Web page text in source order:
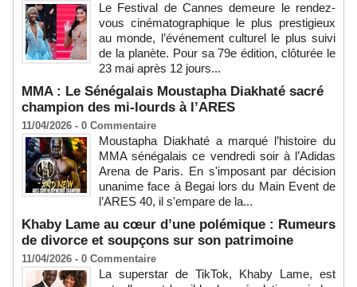
Le Festival de Cannes demeure le rendez-
vous cinématographique le plus prestigieux
au monde, l’événement culturel le plus suivi
de la planète. Pour sa 79e édition, clôturée le
23 mai après 12 jours...
MMA : Le Sénégalais Moustapha Diakhaté sacré
champion des mi-lourds à l’ARES
11/04/2026 - 0 Commentaire
Moustapha Diakhaté a marqué l’histoire du
MMA sénégalais ce vendredi soir à l’Adidas
Arena de Paris. En s'imposant par décision
unanime face à Begai lors du Main Event de
l’ARES 40, il s'empare de la...
Khaby Lame au cœur d’une polémique : Rumeurs
de divorce et soupçons sur son patrimoine
11/04/2026 - 0 Commentaire
La superstar de TikTok, Khaby Lame, est